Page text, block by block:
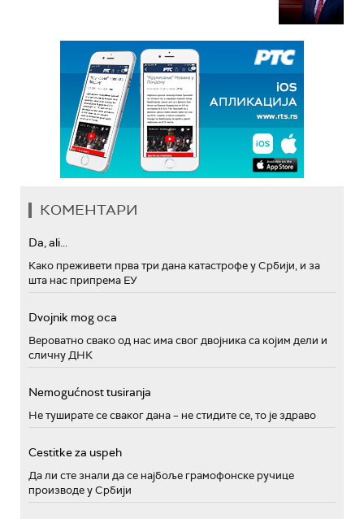
КОМЕНТАРИ
Da, ali...
Како преживети прва три дана катастрофе у Србији, и за
шта нас припрема ЕУ
Dvojnik mog oca
Вероватно свако од нас има свог двојника са којим дели и
сличну ДНК
Nemogućnost tusiranja
Не туширате се сваког дана – не стидите се, то је здраво
Cestitke za uspeh
Да ли сте знали да се најбоље грамофонске ручице
производе у Србији